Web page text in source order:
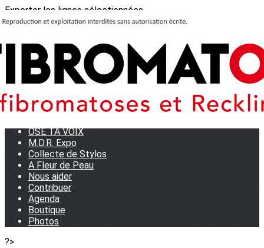
Exporter les lignes sélectionnées
Exporter toutes les colonnes
Journées Partage 2026 - La Rochelle
Les manifestations
OSE TA VOIX
M.D.R. Expo
Collecte de Stylos
A Fleur de Peau
Nous aider
Contribuer
Agenda
Boutique
Photos
?>